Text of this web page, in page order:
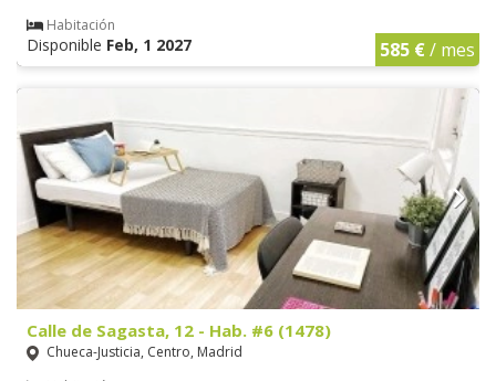
Habitación
Disponible Feb, 1 2027 585 €/ mes
Calle de Sagasta, 12 - Hab. #6 (1478)
Chueca-Justicia, Centro, Madrid